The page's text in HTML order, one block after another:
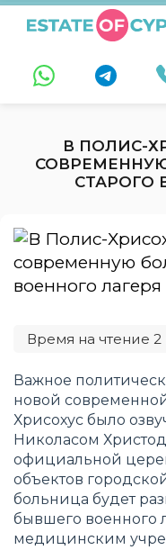
В ПОЛИС-
СТАРОГО
Важное
новой
Хрисохус было
Николасом
официальной
объектов
больница будет
бывшего военного
медицинским